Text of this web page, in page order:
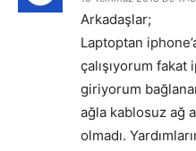
Arkadaşlar;
Laptoptan
çalışıyorum
giriyorum
ağla kablosuz ağ
olmadı.